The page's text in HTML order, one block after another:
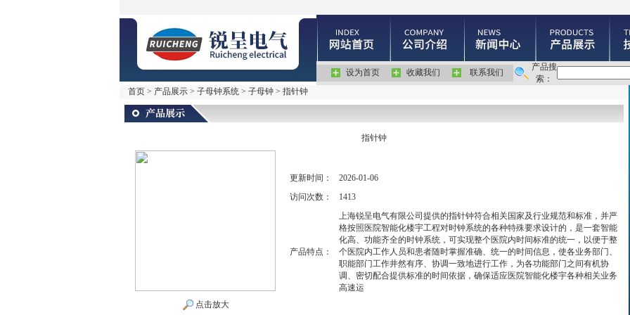
设为首页 收藏我们 联系我们
产品搜
索：
首页 > 产品展示 > 子母钟系统 > 子母钟 > 指针钟
指针钟
点击放大
更新时间：
2026-01-06
访问次数：
1413
产品特点：
上海锐呈电气有限公司提供的指针钟符合相关国家及行业规范和标准，并严
格按照医院智能化楼宇工程对时钟系统的各种特殊要求设计的，是一套智能
化高、功能齐全的时钟系统，可实现整个医院内时间标准的统一，以便于整
个医院内工作人员和患者随时掌握准确、统一的时间信息，使各业务部门、
职能部门工作井然有序、协调一致地进行工作，为各功能部门之间有机协
调、密切配合提供标准的时间依据，确保适应医院智能化楼宇各种相关业务
高速运